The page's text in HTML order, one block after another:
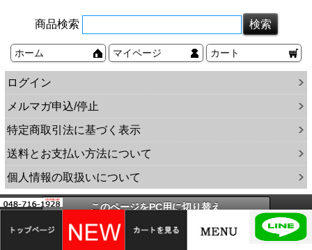
商品検索
ホーム マイページ カート
ログイン
メルマガ申込/停止
特定商取引法に基づく表示
送料とお支払い方法について
個人情報の取扱いについて
このページをPC用に切り替え